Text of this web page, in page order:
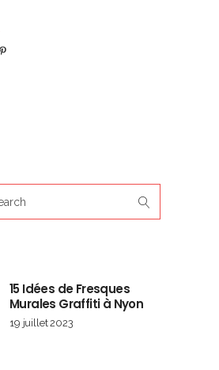
15 Idées de Fresques
Murales Graffiti à Nyon
19 juillet 2023